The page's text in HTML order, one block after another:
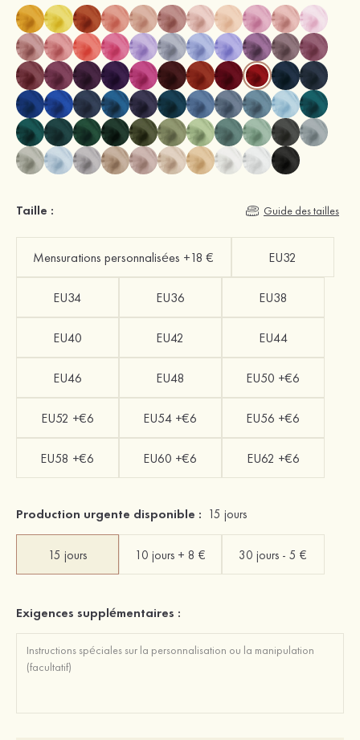
Taille : Guide des tailles
Mensurations personnalisées +18 € EU32
EU34 EU36 EU38
EU40 EU42 EU44
EU46 EU48 EU50 +€6
EU52 +€6 EU54 +€6 EU56 +€6
EU58 +€6 EU60 +€6 EU62 +€6
Production urgente disponible : 15 jours
15 jours 10 jours + 8 € 30 jours - 5 €
Exigences supplémentaires :